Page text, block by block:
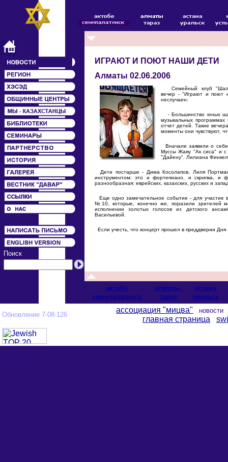
Поиск
ИГРАЮТ И ПОЮТ НАШИ ДЕТИ
Алматы 02.06.2006
Семейный клуб
вечер - "Играют и поют
неслучаен:
- Большинство юных
музыкальных
отчет детей. Такие
моменты они чувствуют,
Вначале заявили о себе
Муссы Жаяу "Ак сиса" и
"Дайену". Лилиана
Дети постарше - Дима Косолапов, Лиля
инструментом: это и фортепиано, и скрипка, и
разнообразная: еврейских, казахских, русских и
Еще одно замечательное событие - для участие
№10, которые, конечно же, поразили зрителей
исполнении золотых голосов из детского
Васильевой.
Если учесть, что концерт прошел в преддверии
актобе алматы
астана
cемипалатинск
тараз уральск
Обновление 7-08-126
ассоциация "мицва"
главная страница